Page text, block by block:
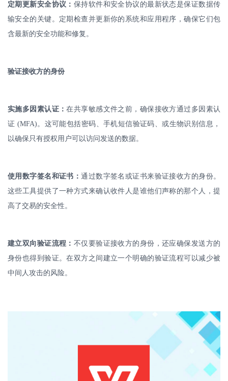
定期更新安全协议： 保持软件和安全协议的最新状态是保证数据传
输安全的关键。定期检查并更新你的系统和应用程序，确保它们包
含最新的安全功能和修复。
验证接收方的身份
实施多因素认证：在共享敏感文件之前，确保接收方通过多因素认
证 (MFA)。这可能包括密码、手机短信验证码、或生物识别信息，
以确保只有授权用户可以访问发送的数据。
使用数字签名和证书：通过数字签名或证书来验证接收方的身份。
这些工具提供了一种方式来确认收件人是谁他们声称的那个人，提
高了交易的安全性。
建立双向验证流程： 不仅要验证接收方的身份，还应确保发送方的
身份也得到验证。在双方之间建立一个明确的验证流程可以减少被
中间人攻击的风险。